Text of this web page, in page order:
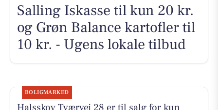
Salling Iskasse til kun 20 kr.
og Grøn Balance kartofler til
10 kr. - Ugens lokale tilbud
BOLIGMARKED